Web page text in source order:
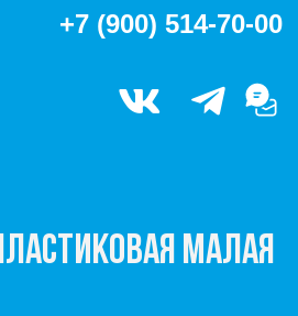
+7 (900) 514-70-00
МАЛАЯ